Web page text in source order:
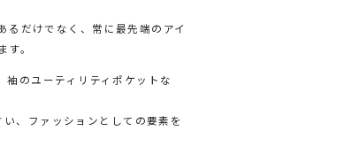
るだけでなく、常に最先端のアイ
。
のユーティリティポケットな
、ファッションとしての要素を